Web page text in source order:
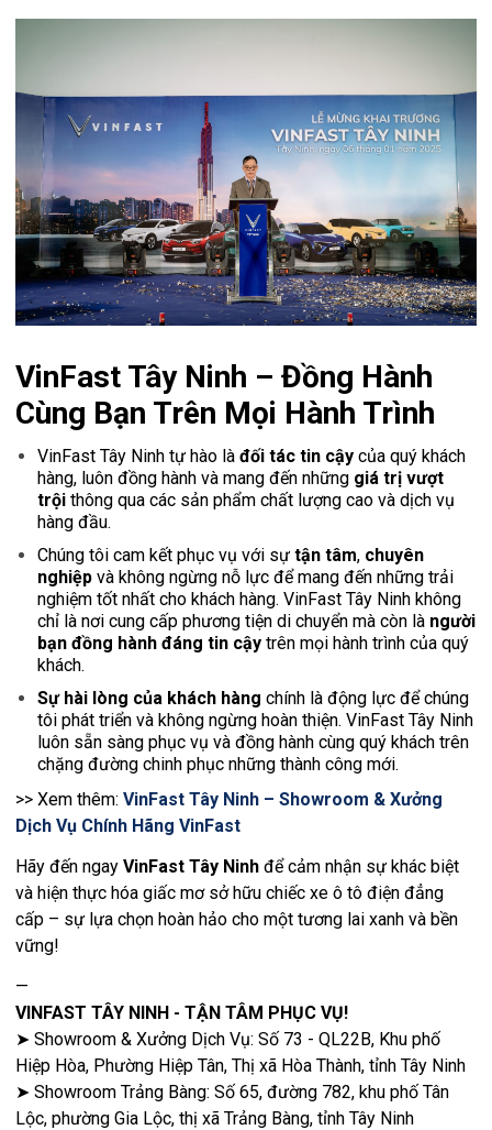
VinFast Tây Ninh – Đồng Hành
Cùng Bạn Trên Mọi Hành Trình
VinFast Tây Ninh tự hào làđối tác tin cậy của quý khách
hàng, luôn đồng hành và mang đến những giá trị vượt
trội thông qua các sản phẩm chất lượng cao và dịch vụ
hàng đầu.
Chúng tôi cam kết phục vụ với sựtận tâm, chuyên
nghiệp và không ngừng nỗ lực để mang đến những trải
nghiệm tốt nhất cho khách hàng. VinFast Tây Ninh không
chỉ là nơi cung cấp phương tiện di chuyển mà còn là người
bạn đồng hành đáng tin cậy trên mọi hành trình của quý
khách.
Sự hài lòng của khách hàng chính là động lực để chúng
tôi phát triển và không ngừng hoàn thiện. VinFast Tây Ninh
luôn sẵn sàng phục vụ và đồng hành cùng quý khách trên
chặng đường chinh phục những thành công mới.
>> Xem thêm:VinFast Tây Ninh – Showroom & Xưởng
Dịch Vụ Chính Hãng VinFast
Hãy đến ngayVinFast Tây Ninh để cảm nhận sự khác biệt
và hiện thực hóa giấc mơ sở hữu chiếc xe ô tô điện đẳng
cấp – sự lựa chọn hoàn hảo cho một tương lai xanh và bền
vững!
—
VINFAST TÂY NINH - TẬN TÂM PHỤC VỤ!
➤ Showroom & Xưởng Dịch Vụ: Số 73 - QL22B, Khu phố
Hiệp Hòa, Phường Hiệp Tân, Thị xã Hòa Thành, tỉnh Tây Ninh
➤ Showroom Trảng Bàng: Số 65, đường 782, khu phố Tân
Lộc, phường Gia Lộc, thị xã Trảng Bàng, tỉnh Tây Ninh